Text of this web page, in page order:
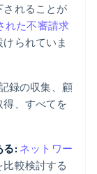
れることが
れた不審請求
られていま
録の収集、顧
、すべてを
る: ネットワー
較検討する